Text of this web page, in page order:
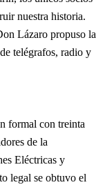
nuestra historia.
Lázaro propuso la
telégrafos, radio y
formal con treinta
de la
Eléctricas y
legal se obtuvo el